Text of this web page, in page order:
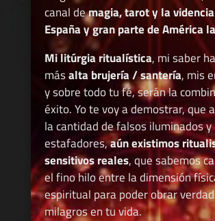
canal demagia, tarot y la
España y gran parte de América
Mi litúrgia ritualística, mi saber
másalta brujería / santería, mis
y sobre todo tu fé, serán la
éxito. Yo te voy a demostrar, que
la cantidad de falsos iluminados y
estafadores,aún existimos
sensitivos reales, que sabemos
el fino hilo entre la dimensión
espiritual para poder obrar
milagros en tu vida.